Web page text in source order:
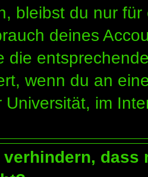
bleibst du nur
deines
die
wenn du an
Universität, im
dass